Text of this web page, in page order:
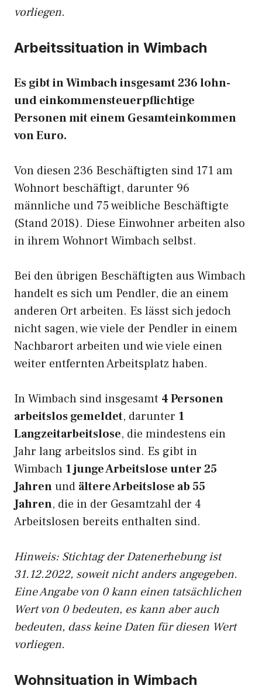
vorliegen.
Arbeitssituation in Wimbach
Es gibt in Wimbach insgesamt 236 lohn-
und einkommensteuerpflichtige
Personen mit einem Gesamteinkommen
von Euro.
Von diesen 236 Beschäftigten sind 171 am
Wohnort beschäftigt, darunter 96
männliche und 75 weibliche Beschäftigte
(Stand 2018). Diese Einwohner arbeiten also
in ihrem Wohnort Wimbach selbst.
Bei den übrigen Beschäftigten aus Wimbach
handelt es sich um Pendler, die an einem
anderen Ort arbeiten. Es lässt sich jedoch
nicht sagen, wie viele der Pendler in einem
Nachbarort arbeiten und wie viele einen
weiter entfernten Arbeitsplatz haben.
In Wimbach sind insgesamt 4 Personen
arbeitslos gemeldet, darunter 1
Langzeitarbeitslose, die mindestens ein
Jahr lang arbeitslos sind. Es gibt in
Wimbach 1 junge Arbeitslose unter 25
Jahrenund ältere Arbeitslose ab 55
Jahren, die in der Gesamtzahl der 4
Arbeitslosen bereits enthalten sind.
Hinweis: Stichtag der Datenerhebung ist
31.12.2022, soweit nicht anders angegeben.
Eine Angabe von 0 kann einen tatsächlichen
Wert von 0 bedeuten, es kann aber auch
bedeuten, dass keine Daten für diesen Wert
vorliegen.
Wohnsituation in Wimbach